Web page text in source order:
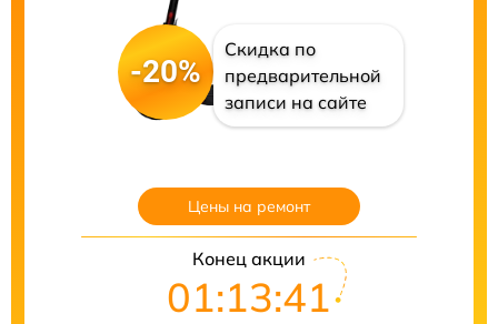
-20%
Скидка по
предварительной
записи на сайте
Цены на ремонт
Конец акции
01:13:40